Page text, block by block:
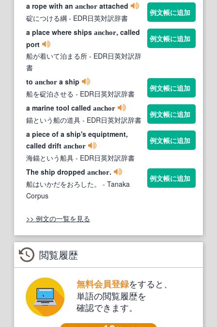
a rope with an anchor attached
碇につける綱 - EDR日英対訳辞書
例文帳に追加
a place where ships anchor, called
port
船が着いて泊まる所 - EDR日英対訳辞
書
例文帳に追加
to anchor a ship
船を碇泊させる - EDR日英対訳辞書
例文帳に追加
a marine tool called anchor
錨という船の道具 - EDR日英対訳辞書
例文帳に追加
a piece of a ship's equiptment,
called drift anchor
海錨という船具 - EDR日英対訳辞書
例文帳に追加
The ship dropped anchor.
船はいかだをおろした。
- Tanaka
Corpus
例文帳に追加
>> 例文の一覧を見る
閲覧履歴
無料会員登録をすると、
単語の閲覧履歴を
確認できます。